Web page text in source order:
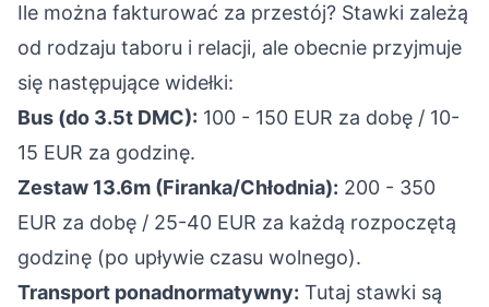
Ile można fakturować za przestój? Stawki zależą
od rodzaju taboru i relacji, ale obecnie przyjmuje
się następujące widełki:
Bus (do 3.5t DMC): 100 - 150 EUR za dobę / 10-
15 EUR za godzinę.
Zestaw 13.6m (Firanka/Chłodnia): 200 - 350
EUR za dobę / 25-40 EUR za każdą rozpoczętą
godzinę (po upływie czasu wolnego).
Transport ponadnormatywny: Tutaj stawki są